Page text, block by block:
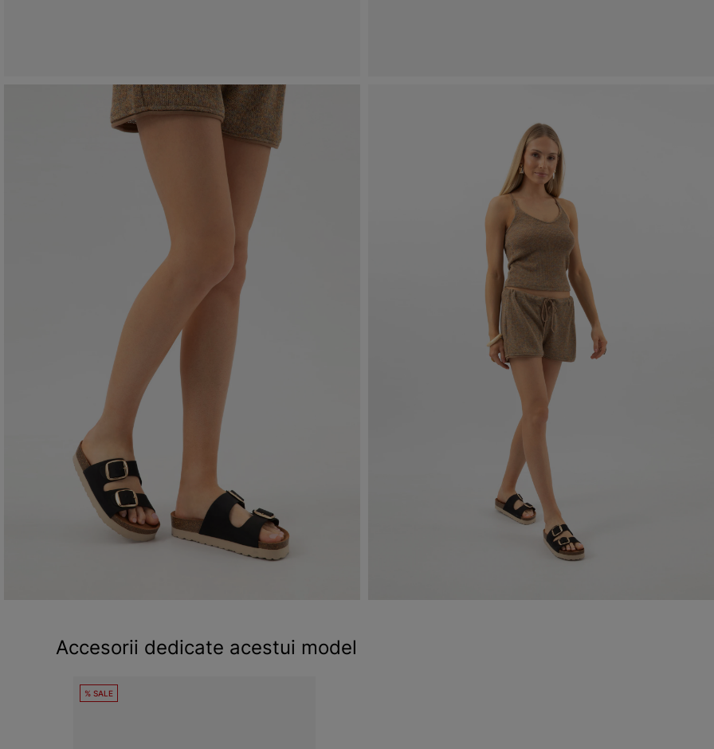
Accesorii dedicate acestui model
% SALE